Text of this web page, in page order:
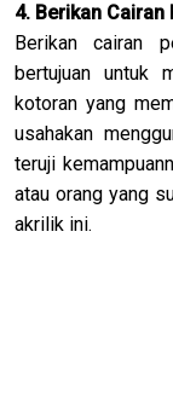
4. Berikan Cairan
Berikan cairan
bertujuan untuk
kotoran yang
usahakan
teruji
atau orang yang
akrilik ini.